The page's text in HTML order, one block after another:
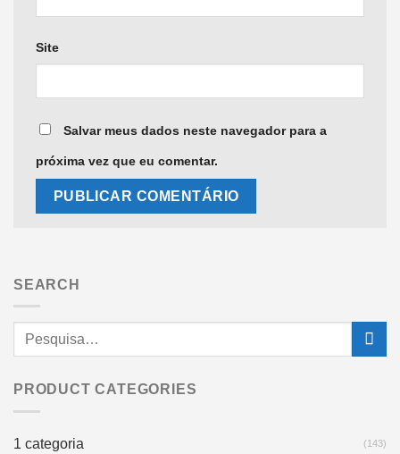
Site
Salvar meus dados neste navegador para a
próxima vez que eu comentar.
SEARCH
PRODUCT CATEGORIES
1 categoria (143)